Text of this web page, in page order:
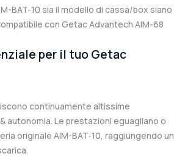
BAT-10 sia il modello di cassa/box siano
con Getac Advantech AIM-68
per il tuo Getac
continuamente altissime
autonomia. Le prestazioni eguagliano o
originale AIM-BAT-10, raggiungendo un